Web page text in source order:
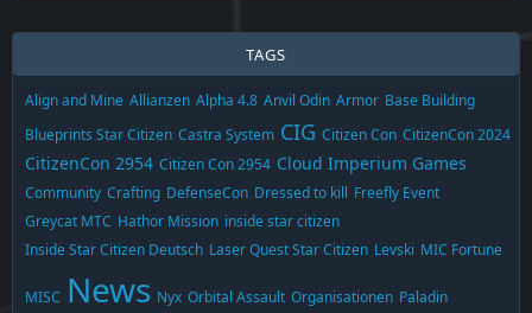
TAGS
Align and Mine Allianzen Alpha 4.8 Anvil Odin Armor Base Building
Blueprints Star Citizen Castra System CIG Citizen Con CitizenCon 2024
CitizenCon 2954 Citizen Con 2954 Cloud Imperium Games
Community Crafting DefenseCon Dressed to kill Freefly Event
Greycat MTC Hathor Mission inside star citizen
Inside Star Citizen Deutsch Laser Quest Star Citizen Levski MIC Fortune
MISC News Nyx Orbital Assault Organisationen Paladin